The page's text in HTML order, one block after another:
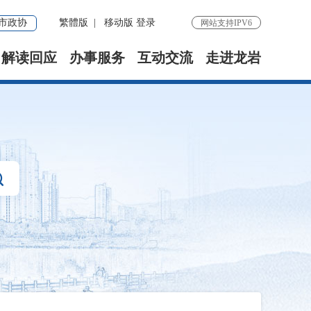
政协 繁體版 移动版 登录 网站支持IPV6
解读回应 办事服务 互动交流 走进龙岩